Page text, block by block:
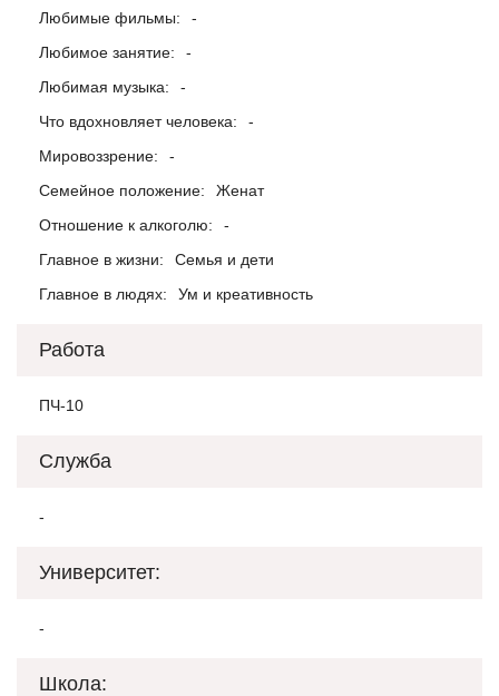
Любимые фильмы:
-
Любимое занятие:
-
Любимая музыка:
-
Что вдохновляет человека:
-
Мировоззрение:
-
Семейное положение:
Женат
Отношение к алкоголю:
-
Главное в жизни:
Семья и дети
Главное в людях:
Ум и креативность
Работа
ПЧ-10
Служба
-
Университет:
-
Школа: